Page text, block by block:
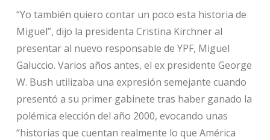
“Yo también quiero contar un poco esta historia de
Miguel”, dijo la presidenta Cristina Kirchner al
presentar al nuevo responsable de YPF, Miguel
Galuccio. Varios años antes, el ex presidente George
W. Bush utilizaba una expresión semejante cuando
presentó a su primer gabinete tras haber ganado la
polémica elección del año 2000, evocando unas
“historias que cuentan realmente lo que América